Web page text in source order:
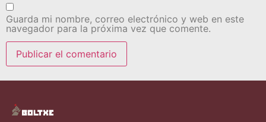
Guarda mi nombre, correo electrónico y web en este
navegador para la próxima vez que comente.